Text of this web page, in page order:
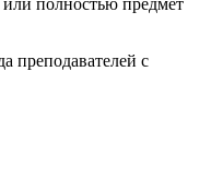
преподавателей с